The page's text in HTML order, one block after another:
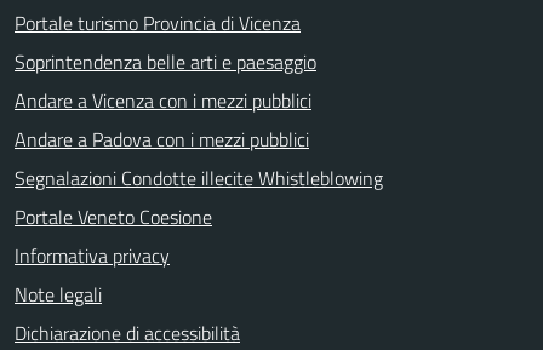
Portale turismo Provincia di Vicenza
Soprintendenza belle arti e paesaggio
Andare a Vicenza con i mezzi pubblici
Andare a Padova con i mezzi pubblici
Segnalazioni Condotte illecite Whistleblowing
Portale Veneto Coesione
Informativa privacy
Note legali
Dichiarazione di accessibilità